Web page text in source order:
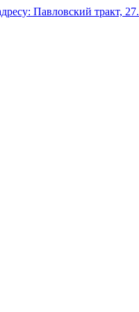
Павловский тракт, 27.